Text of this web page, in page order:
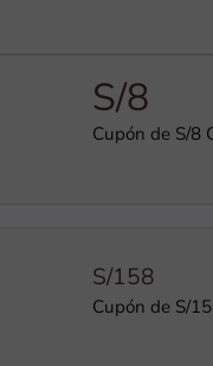
S/8
Cupón de S/8
S/158
Cupón de S/